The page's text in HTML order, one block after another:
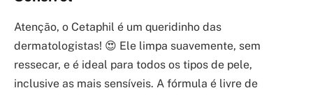
Atenção, o Cetaphil é um queridinho das
dermatologistas! 😍 Ele limpa suavemente, sem
ressecar, e é ideal para todos os tipos de pele,
inclusive as mais sensíveis. A fórmula é livre de